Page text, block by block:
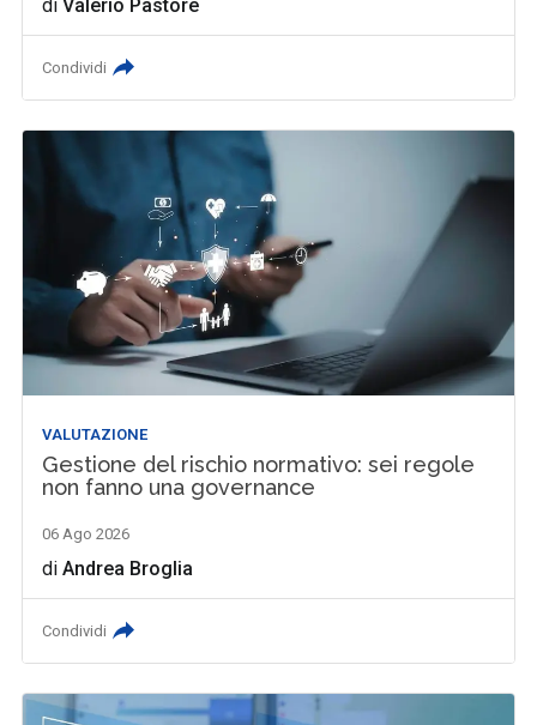
di Valerio Pastore
Condividi
VALUTAZIONE
Gestione del rischio normativo: sei regole
non fanno una governance
06 Ago 2026
diAndrea Broglia
Condividi